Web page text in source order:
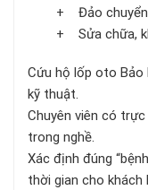
+ Đảo chuyển
+ Sửa chữa,
Cứu hộ lốp oto Bảo
kỹ thuật.
Chuyên viên có trực
trong nghề.
Xác định đúng
thời gian cho khách